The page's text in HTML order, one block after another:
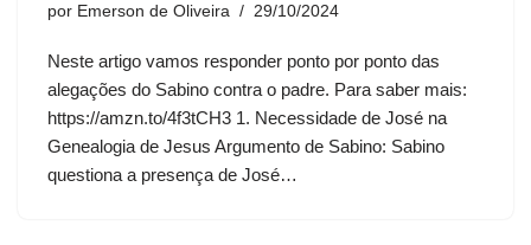
por Emerson de Oliveira 29/10/2024
Neste artigo vamos responder ponto por ponto das
alegações do Sabino contra o padre. Para saber mais:
https://amzn.to/4f3tCH3 1. Necessidade de José na
Genealogia de Jesus Argumento de Sabino: Sabino
questiona a presença de José…